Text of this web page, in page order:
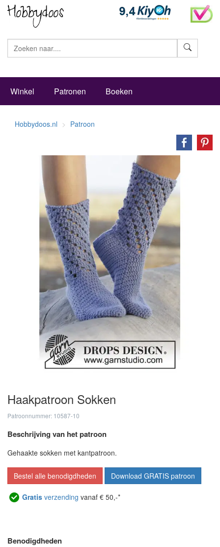
Winkel Patronen Boeken
Hobbydoos.nl Patroon
Haakpatroon Sokken
Patroonnummer: 10587-10
Beschrijving van het patroon
Gehaakte sokken met kantpatroon.
Bestel alle benodigdheden Download GRATIS patroon
Gratis verzending vanaf € 50,-*
Benodigdheden